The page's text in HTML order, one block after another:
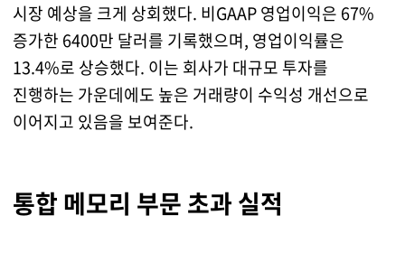
시장 예상을 크게 상회했다. 비GAAP 영업이익은 67%
증가한 6400만 달러를 기록했으며, 영업이익률은
13.4%로 상승했다. 이는 회사가 대규모 투자를
진행하는 가운데에도 높은 거래량이 수익성 개선으로
이어지고 있음을 보여준다.
통합 메모리 부문 초과 실적